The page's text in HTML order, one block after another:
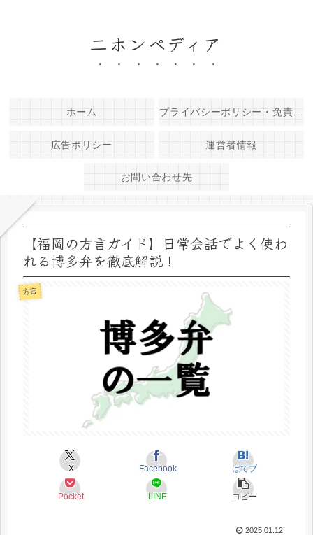
二ホンペディア
ホーム
広告ポリシー 運営者情報
お問い合わせ先
【福岡の方言ガイド】日常会話でよく使わ
れる博多弁を徹底解説！
方言
X Facebook はてブ
Pocket LINE コピー
2025.01.12